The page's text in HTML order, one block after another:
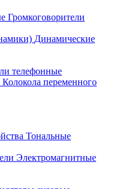
Громкоговорители
Динамические
телефонные
Колокола переменного
Тональные
Электромагнитные